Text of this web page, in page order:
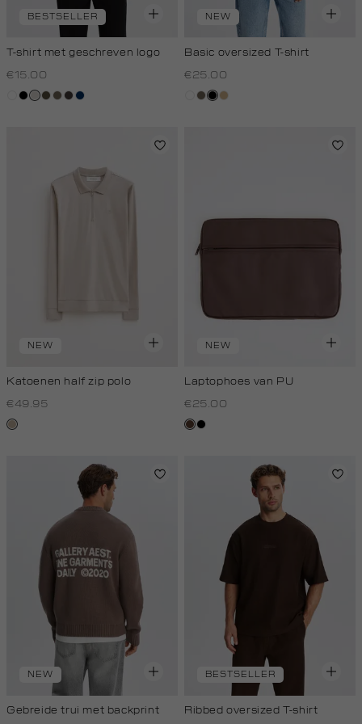
BESTSELLER
T-shirt met geschreven logo
€15.00
witzwart
taupe,
donkerkhaki
lichtbruin
chocodonkerblauw
NEW
Basic oversized T-shirt
€25.00
witlichtbruin
zwart
tan
NEW
Katoenen half zip polo
€49.95
kit,
NEW
Laptophoes van PU
€25.00
donkerbruin
zwart
NEW
Gebreide trui met backprint
BESTSELLER
Ribbed oversized T-shirt